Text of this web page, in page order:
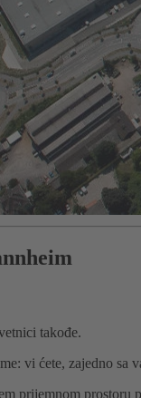
takođe.
vi ćete, zajedno
prijemnom